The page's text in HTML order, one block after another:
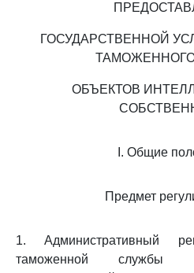
ГОСУДАРСТВЕННОЙ
ОБЪЕКТОВ
I. Общие
Предмет
1. Административный
таможенной службы